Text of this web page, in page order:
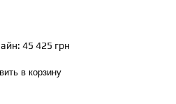
45 425 грн
в корзину